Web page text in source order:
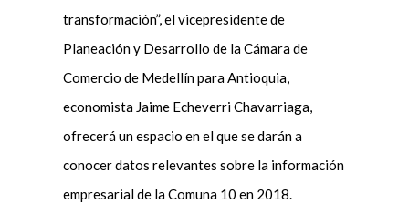
transformación”, el vicepresidente de
Planeación y Desarrollo de la Cámara de
Comercio de Medellín para Antioquia,
economista Jaime Echeverri Chavarriaga,
ofrecerá un espacio en el que se darán a
conocer datos relevantes sobre la información
empresarial de la Comuna 10 en 2018.